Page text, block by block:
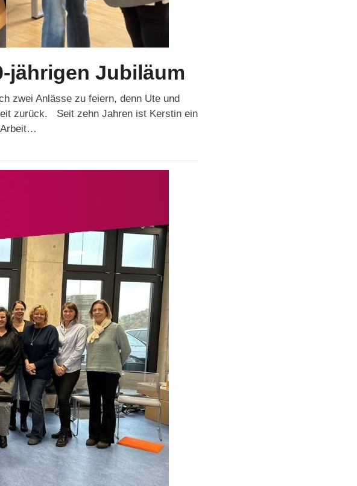
jährigen Jubiläum
zwei Anlässe zu feiern, denn Ute und
zurück. Seit zehn Jahren ist Kerstin ein
Arbeit…